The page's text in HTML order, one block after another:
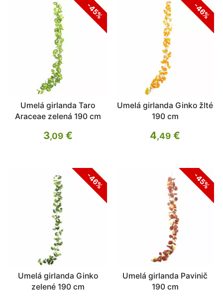
-45%
Umelá girlanda Taro
Araceae zelená 190 cm
3,09€
-46%
Umelá girlanda Ginko žlté
190 cm
4,49 €
-46%
Umelá girlanda Ginko
zelené 190 cm
-45%
Umelá girlanda Pavinič
190 cm